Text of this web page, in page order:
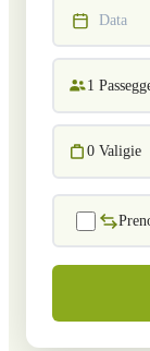
Data
1
0 Valigie